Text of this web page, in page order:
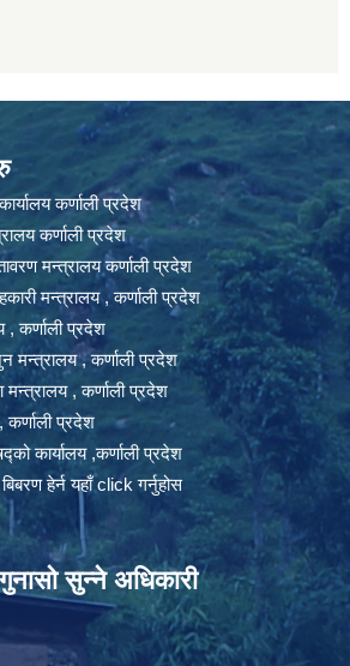
कर्णाली प्रदेश
कर्णाली प्रदेश
मन्त्रालय कर्णाली प्रदेश
मन्त्रालय , कर्णाली प्रदेश
, कर्णाली प्रदेश
मन्त्रालय , कर्णाली प्रदेश
मन्त्रालय , कर्णाली प्रदेश
प्रदेश
कार्यालय ,कर्णाली प्रदेश
हेर्न यहाँ click गर्नुहोस
सुन्ने अधिकारी